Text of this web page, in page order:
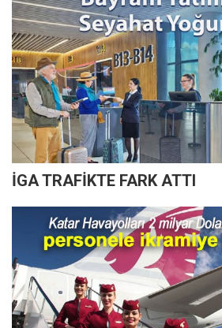
İGA TRAFİKTE FARK ATTI